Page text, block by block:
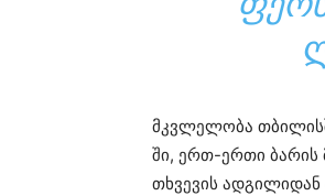
მკვლე­ლო­ბა
ში, ერთ-ერთი ბა­რის
თხვე­ვის